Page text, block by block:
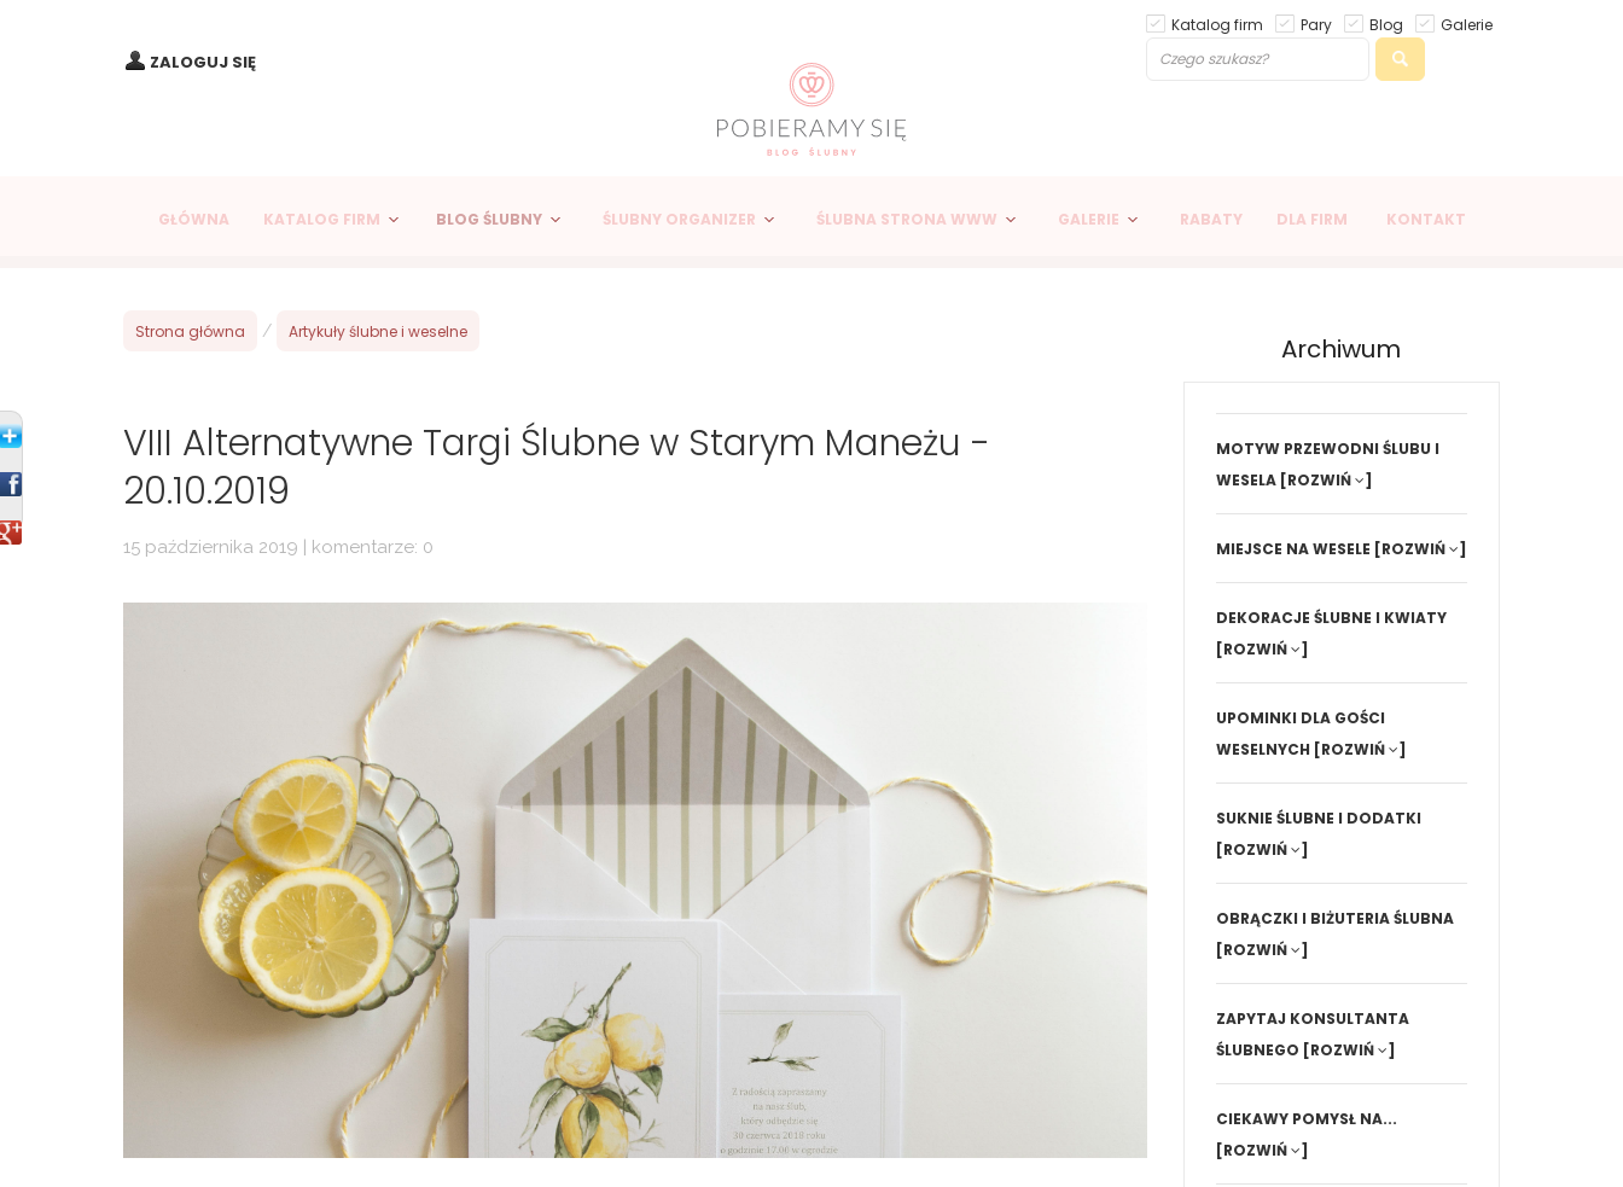
ZALOGUJ SIĘ
Katalog firm Pary Blog Galerie
GŁÓWNA KATALOG FIRM BLOG ŚLUBNY ŚLUBNY ORGANIZER ŚLUBNA STRONA WWW GALERIE RABATY DLA FIRM KONTAKT
Strona główna / Artykuły ślubne i weselne
VIII Alternatywne Targi Ślubne w Starym Maneżu -
20.10.2019
15 października 2019 | komentarze: 0
Archiwum
MOTYW PRZEWODNI ŚLUBU I
WESELA [ROZWIŃ ]
MIEJSCE NA WESELE [ROZWIŃ ]
DEKORACJE ŚLUBNE I KWIATY
[ROZWIŃ
]
UPOMINKI DLA GOŚCI
WESELNYCH [ROZWIŃ ]
SUKNIE ŚLUBNE I DODATKI
[ROZWIŃ
]
OBRĄCZKI I BIŻUTERIA ŚLUBNA
[ROZWIŃ
]
ZAPYTAJ KONSULTANTA
ŚLUBNEGO [ROZWIŃ ]
CIEKAWY POMYSŁ NA...
[ROZWIŃ
]